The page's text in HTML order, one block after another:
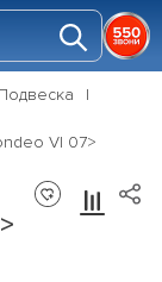
VI 07>